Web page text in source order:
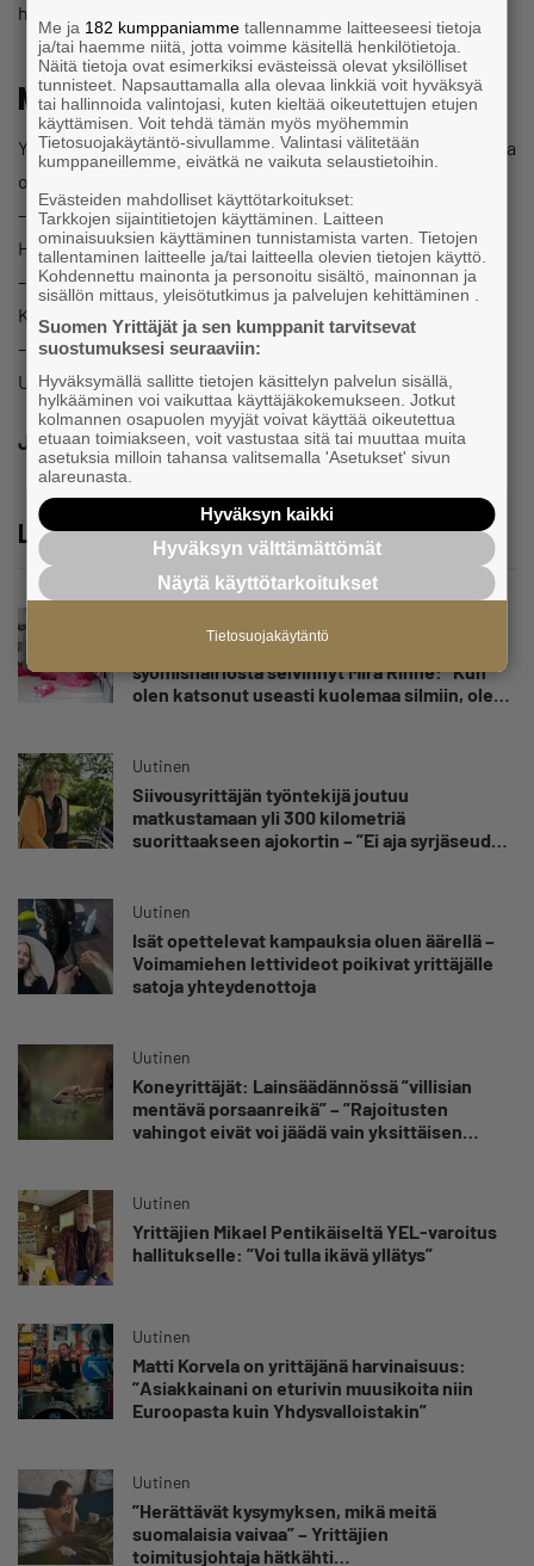
hankintoihin, mikä vahvistaisi kunnan elinvoimaa.
Näissä kunnissa on paras yrittää
Yrittäjien kuntabarometrista arvioitiin myös, missä kunnissa
on paras yrittää:
– Suurten, yli 50 000 asukkaan kuntien ykkönen on
Hämeenlinna. Toiseksi tuli Kotka ja kolmanneksi Jyväskylä.
– Keskikokoisten (10 000–50 000) kuntien ykkönen on
Kauhava. Toiseksi tuli Kempele ja kolmanneksi Nokia.
– Pienimpien alle 10 000 asukkaan kuntien ykkönen on
Utajärvi. Toiseksi Karstula ja kolmanneksi Vehmaa.
Jaa
Lue lisää
Kolmesta syövästä, uupumuksista ja
syömishäiriöstä selvinnyt Mira Rinne: ”Kun
olen katsonut useasti kuolemaa silmiin, olen
Uutinen
Siivousyrittäjän työntekijä joutuu
matkustamaan yli 300 kilometriä
suorittaakseen ajokortin – ”Ei aja syrjäseudun
Uutinen
Isät opettelevat kampauksia oluen äärellä –
Voimamiehen lettivideot poikivat yrittäjälle
satoja yhteydenottoja
Uutinen
Koneyrittäjät: Lainsäädännössä ”villisian
mentävä porsaanreikä” – ”Rajoitusten
vahingot eivät voi jäädä vain yksittäisen
Uutinen
Yrittäjien Mikael Pentikäiseltä YEL-varoitus
hallitukselle: ”Voi tulla ikävä yllätys”
Uutinen
Matti Korvela on yrittäjänä harvinaisuus:
”Asiakkainani on eturivin muusikoita niin
Euroopasta kuin Yhdysvalloistakin”
Uutinen
”Herättävät kysymyksen, mikä meitä
suomalaisia vaivaa” – Yrittäjien
toimitusjohtaja hätkähti
Me ja 182 kumppaniamme tallennamme laitteeseesi tietoja
ja/tai haemme niitä, jotta voimme käsitellä henkilötietoja.
Näitä tietoja ovat esimerkiksi evästeissä olevat yksilölliset
tunnisteet. Napsauttamalla alla olevaa linkkiä voit hyväksyä
tai hallinnoida valintojasi, kuten kieltää oikeutettujen etujen
käyttämisen. Voit tehdä tämän myös myöhemmin
Tietosuojakäytäntö-sivullamme. Valintasi välitetään
kumppaneillemme, eivätkä ne vaikuta selaustietoihin.
Evästeiden mahdolliset käyttötarkoitukset:
Tarkkojen sijaintitietojen käyttäminen. Laitteen
ominaisuuksien käyttäminen tunnistamista varten. Tietojen
tallentaminen laitteelle ja/tai laitteella olevien tietojen käyttö.
Kohdennettu mainonta ja personoitu sisältö, mainonnan ja
sisällön mittaus, yleisötutkimus ja palvelujen kehittäminen .
Suomen Yrittäjät ja sen kumppanit tarvitsevat
suostumuksesi seuraaviin:
Hyväksymällä sallitte tietojen käsittelyn palvelun sisällä,
hylkääminen voi vaikuttaa käyttäjäkokemukseen. Jotkut
kolmannen osapuolen myyjät voivat käyttää oikeutettua
etuaan toimiakseen, voit vastustaa sitä tai muuttaa muita
asetuksia milloin tahansa valitsemalla 'Asetukset' sivun
alareunasta.
Hyväksyn kaikki
Hyväksyn välttämättömät
Näytä käyttötarkoitukset
Tietosuojakäytäntö